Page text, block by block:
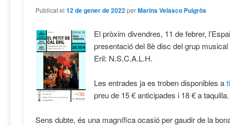
Publicat el12 de gener de 2022 perMarina Velasco Puigròs
El pròxim divendres, 11 de febrer,
presentació del 8è disc del grup
Eril: N.S.C.A.L.H.
Les entrades ja es troben disponibles a
preu de 15 € anticipades i 18 € a taquilla.
Sens dubte, és una magnífica ocasió per gaudir de la